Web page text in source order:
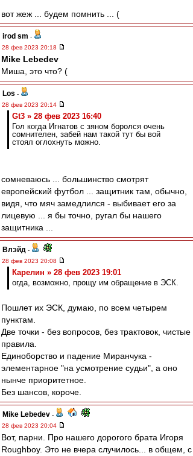
вот жеж ... будем помнить ... (
irod sm -
28 фев 2023 20:18
Mike Lebedev
Миша, это что? (
Los -
28 фев 2023 20:14
Gt3 » 28 фев 2023 16:40
Гол когда Игнатов с зяном боролся очень
сомнителен, забей нам такой тут бы вой
стоял оглохнуть можно.
сомневаюсь ... большинство смотрят
европейский футбол ... защитник там, обычно,
видя, что мяч замедлился - выбивает его за
лицевую ... я бы точно, ругал бы нашего
защитника ...
Влэйд -
28 фев 2023 20:08
Карелин » 28 фев 2023 19:01
огда, возможно, прощу им обращение в ЭСК.
Пошлет их ЭСК, думаю, по всем четырем
пунктам.
Две точки - без вопросов, без трактовок, чистые
правила.
Единоборство и падение Миранчука -
элементарное "на усмотрение судьи", а оно
нынче приоритетное.
Без шансов, короче.
Mike Lebedev -
28 фев 2023 20:04
Вот, парни. Про нашего дорогого брата Игоря
Roughboy. Это не вчера случилось... в общем, с